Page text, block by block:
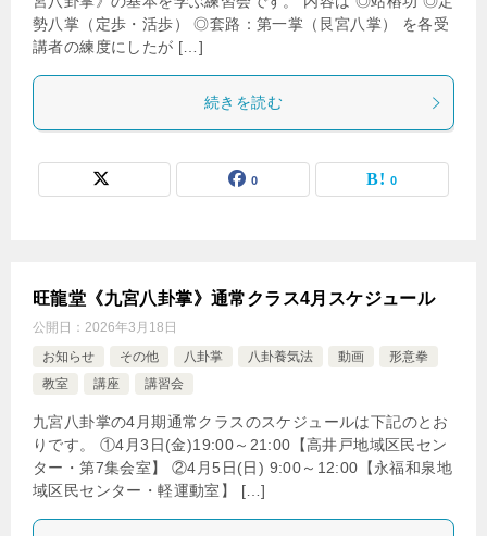
勢八掌（定歩・活歩） ◎套路：第一掌（艮宮八掌） を各受
講者の練度にしたが […]
続きを読む
0 0
旺龍堂《九宮八卦掌》通常クラス4月スケジュール
公開日： 2026年3月18日
お知らせ
その他 八卦掌 八卦養気法 動画
形意拳
教室
講座 講習会
九宮八卦掌の4月期通常クラスのスケジュールは下記のとお
りです。 ①4月3日(金)19:00～21:00【高井戸地域区民セン
ター・第7集会室】 ②4月5日(日) 9:00～12:00【永福和泉地
域区民センター・軽運動室】 […]